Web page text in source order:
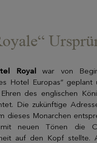
Royalwar von
Hotel Europas“ geplant
des englischen
Die zukünftige
dieses Monarchen
mit neuen Tönen die
auf den Kopf stellte.